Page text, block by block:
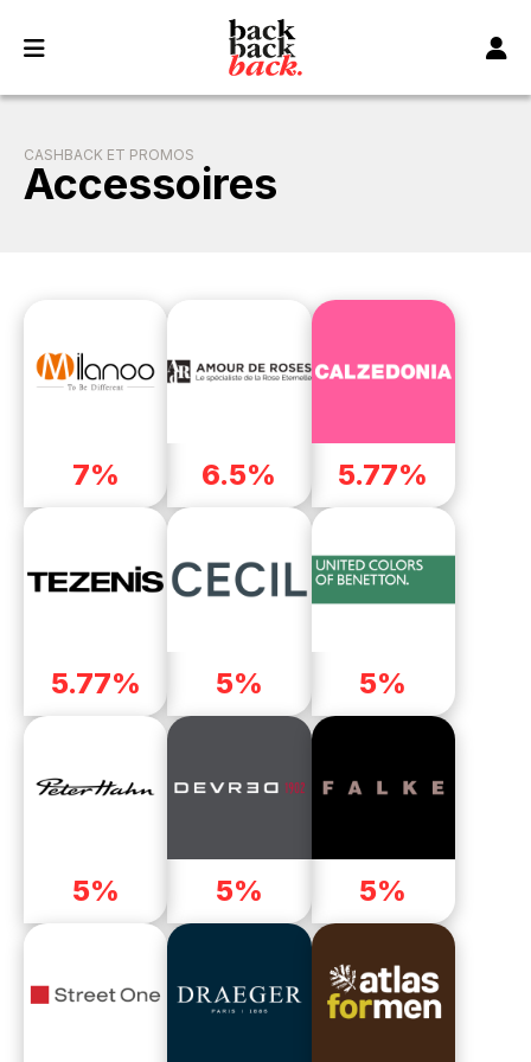
CASHBACK ET PROMOS
Accessoires
7% 6.5% 5.77%
5.77% 5% 5%
5% 5% 5%